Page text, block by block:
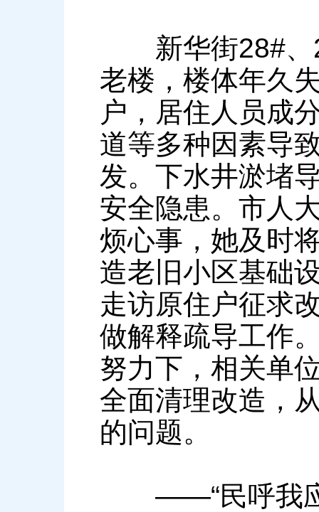
新华街28#、
老楼，楼体年久
户，居住人员成
道等多种因素导
发。下水井淤堵
安全隐患。市人
烦心事，她及时
造老旧小区基础
走访原住户征求
做解释疏导工作
努力下，相关单
全面清理改造，
的问题。
——“民呼我应”